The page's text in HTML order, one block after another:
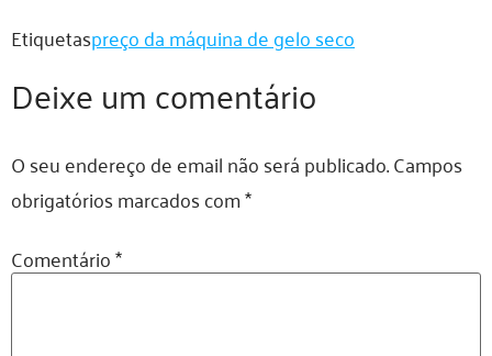
Etiquetaspreço da máquina de gelo seco
Deixe um comentário
O seu endereço de email não será publicado.Campos
obrigatórios marcados com*
Comentário*